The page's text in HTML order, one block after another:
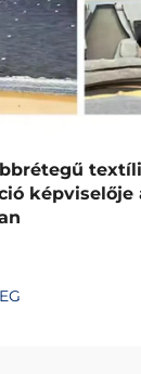
képviselője